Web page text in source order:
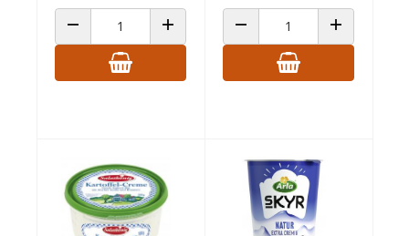
ANZAHL VERRINGERNANZAHL ERHÖHENANZAHL VERRINGERNANZAHL